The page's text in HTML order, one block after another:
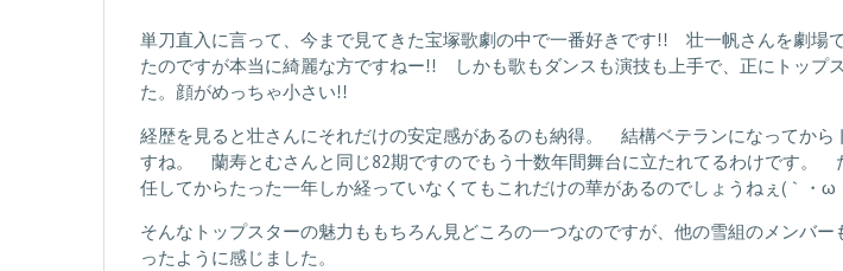
単刀直入に言って、今まで見てきた宝塚歌劇の中で一番好きです!! 壮一帆さんを劇場
たのですが本当に綺麗な方ですねー!! しかも歌もダンスも演技も上手で、正にトップ
た。顔がめっちゃ小さい!!
経歴を見ると壮さんにそれだけの安定感があるのも納得。 結構ベテランになってから
すね。 蘭寿とむさんと同じ82期ですのでもう十数年間舞台に立たれてるわけです。
任してからたった一年しか経っていなくてもこれだけの華があるのでしょうねぇ(｀・ω
そんなトップスターの魅力ももちろん見どころの一つなのですが、他の雪組のメンバー
ったように感じました。